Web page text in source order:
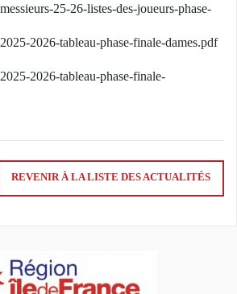
25-26-listes-des-joueurs-phase-
2026-tableau-phase-finale-dames.pdf
2026-tableau-phase-finale-
REVENIR À LA LISTE DES ACTUALITÉS